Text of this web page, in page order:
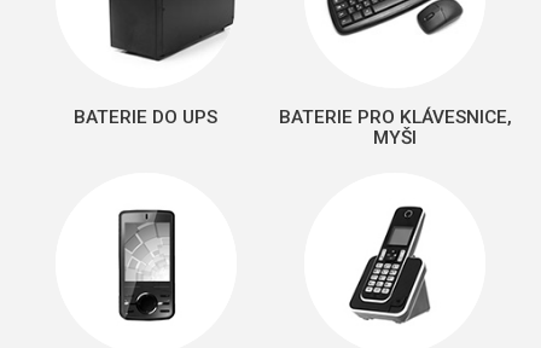
BATERIE DO UPS
BATERIE PRO KLÁVESNICE,
MYŠI